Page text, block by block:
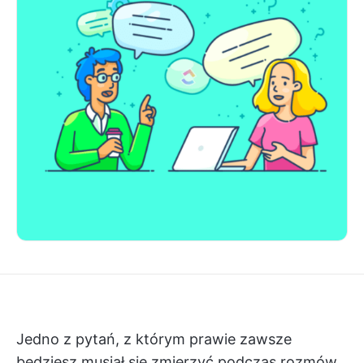
Jedno z pytań, z którym prawie zawsze